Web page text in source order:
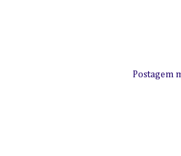
Postagem